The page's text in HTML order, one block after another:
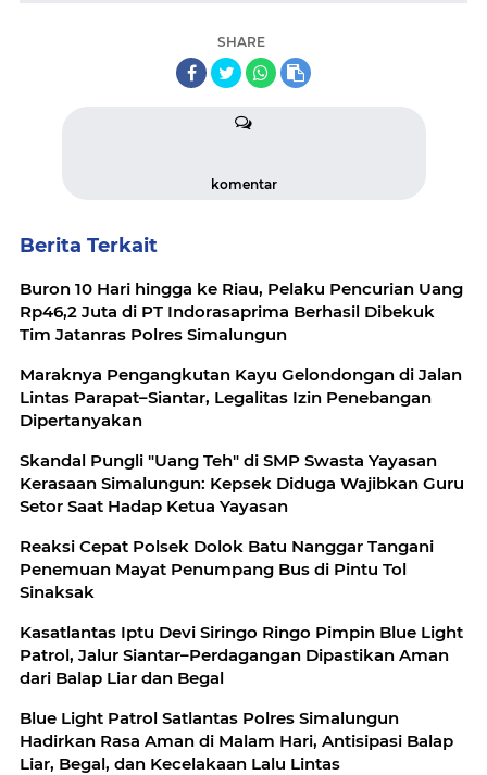
SHARE
komentar
Berita Terkait
Buron 10 Hari hingga ke Riau, Pelaku Pencurian Uang
Rp46,2 Juta di PT Indorasaprima Berhasil Dibekuk
Tim Jatanras Polres Simalungun
Maraknya Pengangkutan Kayu Gelondongan di Jalan
Lintas Parapat–Siantar, Legalitas Izin Penebangan
Dipertanyakan
Skandal Pungli "Uang Teh" di SMP Swasta Yayasan
Kerasaan Simalungun: Kepsek Diduga Wajibkan Guru
Setor Saat Hadap Ketua Yayasan
Reaksi Cepat Polsek Dolok Batu Nanggar Tangani
Penemuan Mayat Penumpang Bus di Pintu Tol
Sinaksak
Kasatlantas Iptu Devi Siringo Ringo Pimpin Blue Light
Patrol, Jalur Siantar–Perdagangan Dipastikan Aman
dari Balap Liar dan Begal
Blue Light Patrol Satlantas Polres Simalungun
Hadirkan Rasa Aman di Malam Hari, Antisipasi Balap
Liar, Begal, dan Kecelakaan Lalu Lintas